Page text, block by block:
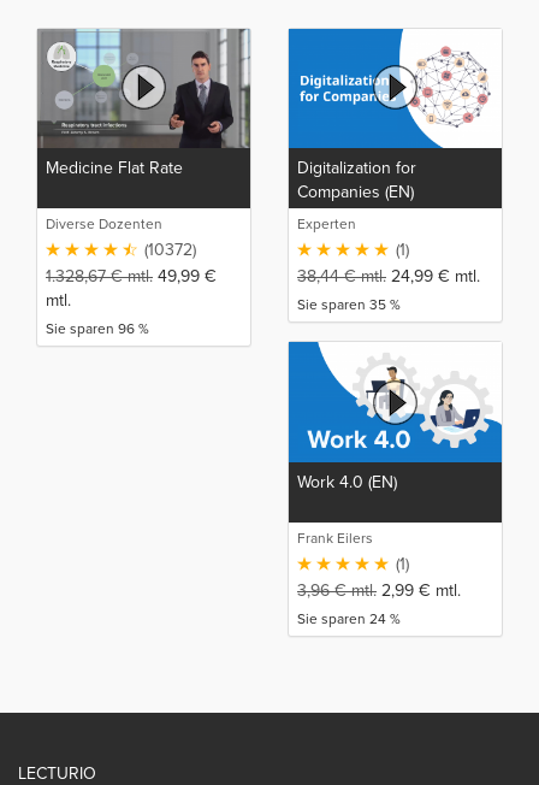
Medicine Flat Rate
Diverse Dozenten
(10372)
1.328,67€mtl. 49,99 €
mtl.
Sie sparen 96 %
Digitalization for
Companies (EN)
Experten
(1)
38,44€mtl. 24,99 € mtl.
Sie sparen 35 %
Work 4.0 (EN)
Frank Eilers
(1)
3,96€mtl. 2,99 € mtl.
Sie sparen 24 %
LECTURIO